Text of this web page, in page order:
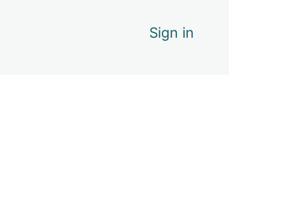
Sign in